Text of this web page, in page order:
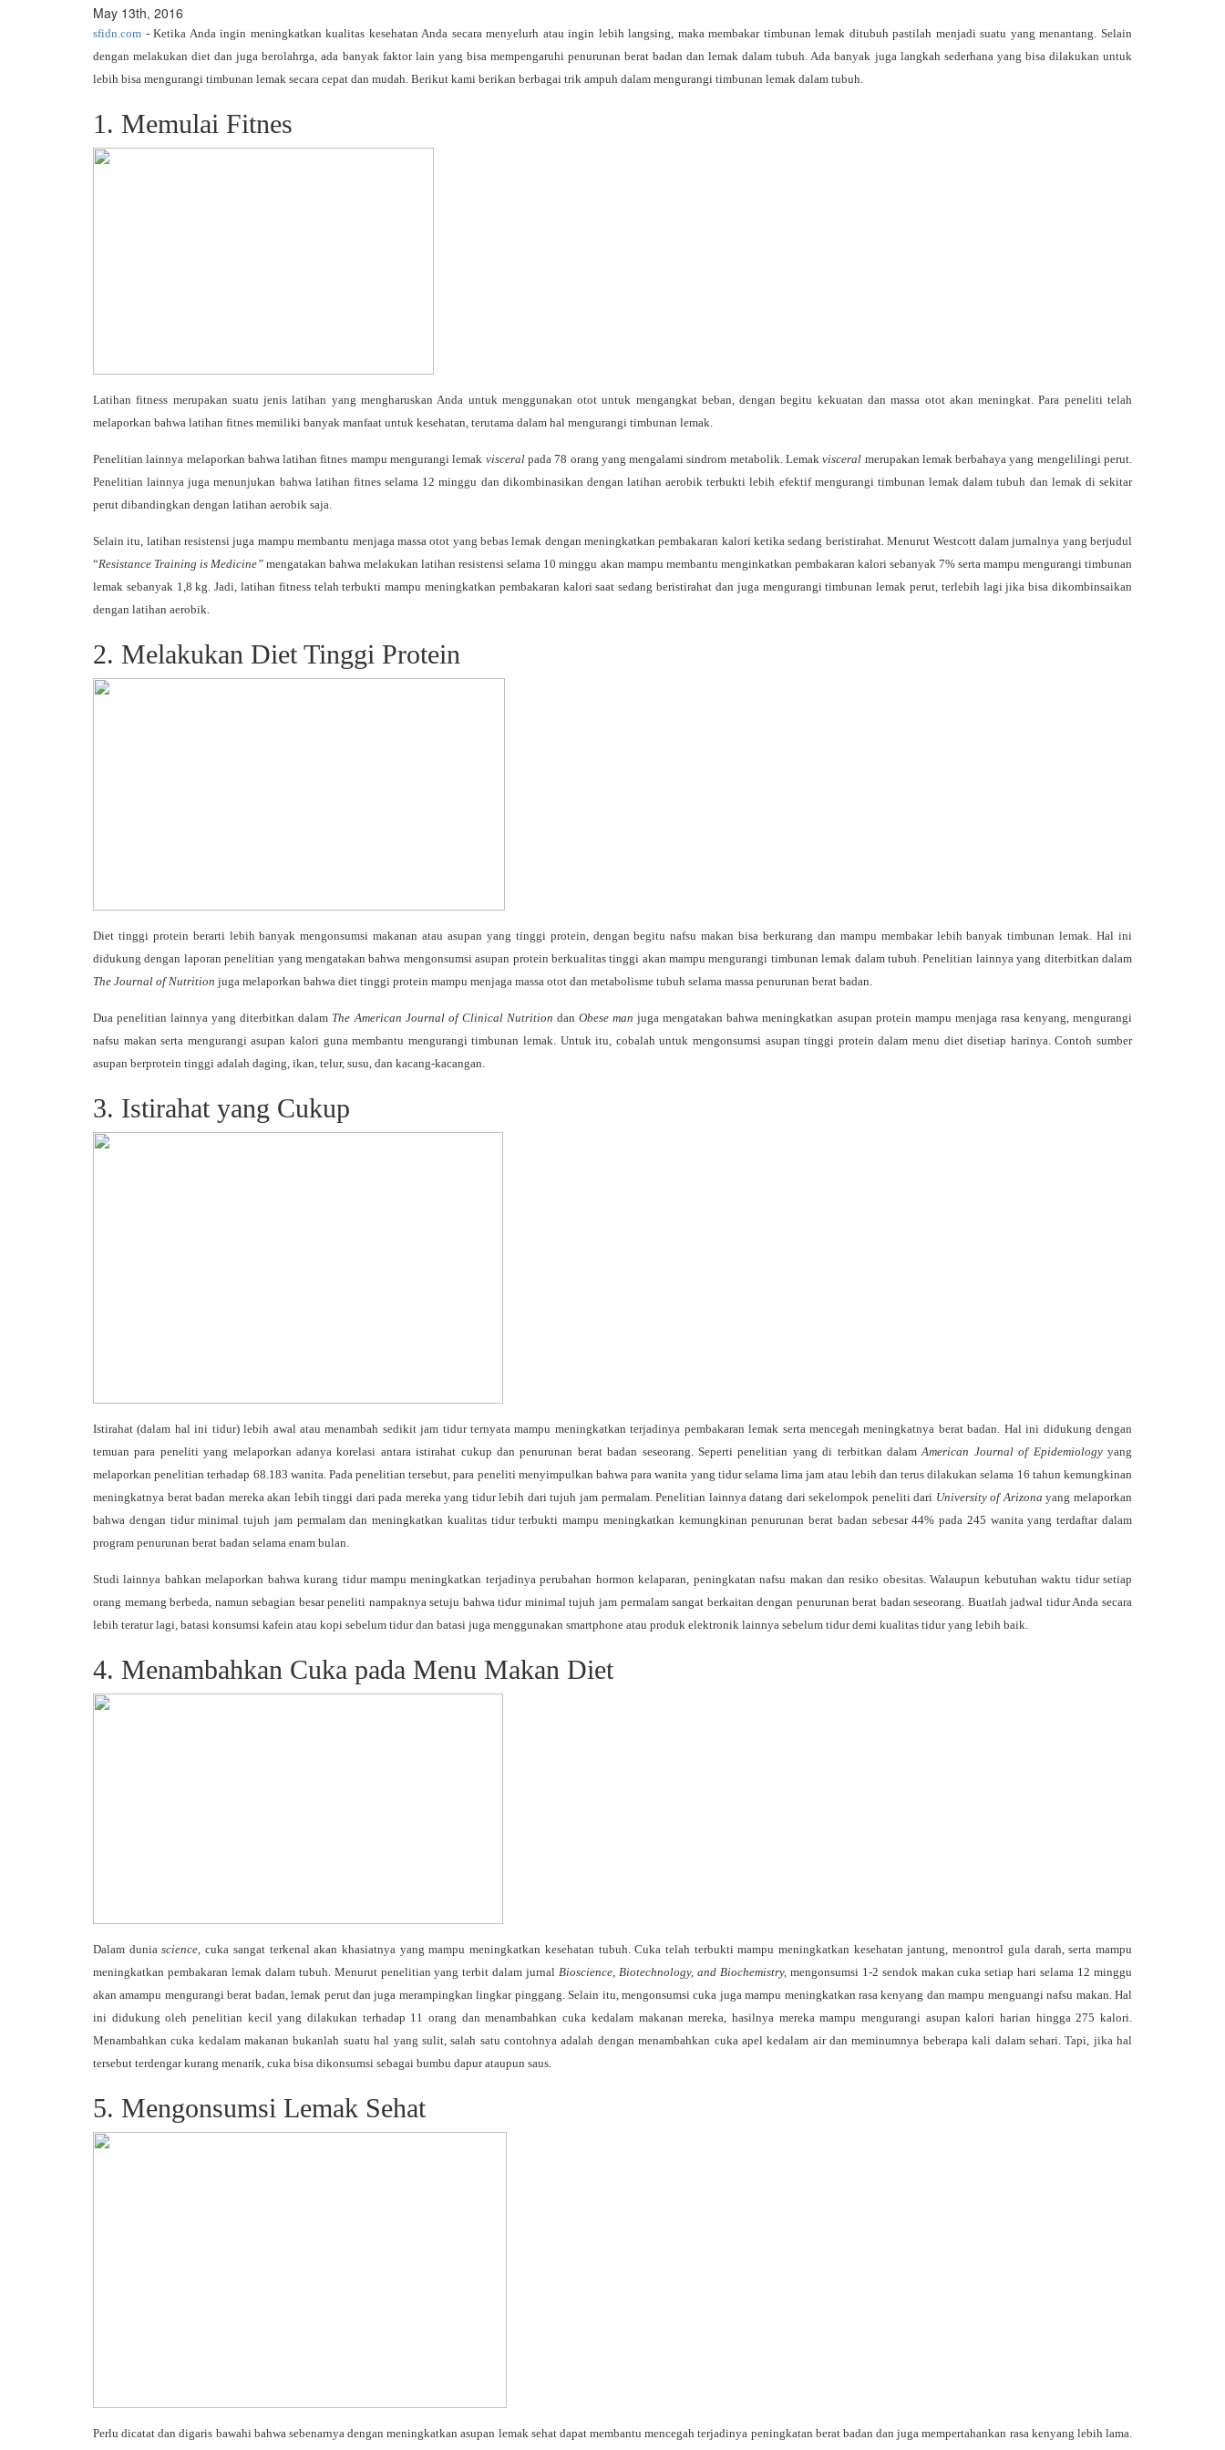
May 13th, 2016
sfidn.com - Ketika Anda ingin meningkatkan kualitas kesehatan Anda secara menyelurh atau ingin lebih langsing, maka membakar timbunan lemak ditubuh pastilah menjadi suatu yang menantang. Selain
dengan melakukan diet dan juga berolahrga, ada banyak faktor lain yang bisa mempengaruhi penurunan berat badan dan lemak dalam tubuh. Ada banyak juga langkah sederhana yang bisa dilakukan untuk
lebih bisa mengurangi timbunan lemak secara cepat dan mudah. Berikut kami berikan berbagai trik ampuh dalam mengurangi timbunan lemak dalam tubuh.
1. Memulai Fitnes
Latihan fitness merupakan suatu jenis latihan yang mengharuskan Anda untuk menggunakan otot untuk mengangkat beban, dengan begitu kekuatan dan massa otot akan meningkat. Para peneliti telah
melaporkan bahwa latihan fitnes memiliki banyak manfaat untuk kesehatan, terutama dalam hal mengurangi timbunan lemak.
Penelitian lainnya melaporkan bahwa latihan fitnes mampu mengurangi lemak visceralpada 78 orang yang mengalami sindrom metabolik. Lemakvisceral merupakan lemak berbahaya yang mengelilingi perut.
Penelitian lainnya juga menunjukan bahwa latihan fitnes selama 12 minggu dan dikombinasikan dengan latihan aerobik terbukti lebih efektif mengurangi timbunan lemak dalam tubuh dan lemak di sekitar
perut dibandingkan dengan latihan aerobik saja.
Selain itu, latihan resistensi juga mampu membantu menjaga massa otot yang bebas lemak dengan meningkatkan pembakaran kalori ketika sedang beristirahat. Menurut Westcott dalam jurnalnya yang berjudul
“Resistance Training is Medicine”mengatakan bahwa melakukan latihan resistensi selama 10 minggu akan mampu membantu menginkatkan pembakaran kalori sebanyak 7% serta mampu mengurangi timbunan
lemak sebanyak 1,8 kg. Jadi, latihan fitness telah terbukti mampu meningkatkan pembakaran kalori saat sedang beristirahat dan juga mengurangi timbunan lemak perut, terlebih lagi jika bisa dikombinsaikan
dengan latihan aerobik.
2. Melakukan Diet Tinggi Protein
Diet tinggi protein berarti lebih banyak mengonsumsi makanan atau asupan yang tinggi protein, dengan begitu nafsu makan bisa berkurang dan mampu membakar lebih banyak timbunan lemak. Hal ini
didukung dengan laporan penelitian yang mengatakan bahwa mengonsumsi asupan protein berkualitas tinggi akan mampu mengurangi timbunan lemak dalam tubuh. Penelitian lainnya yang diterbitkan dalam
The Journal of Nutrition juga melaporkan bahwa diet tinggi protein mampu menjaga massa otot dan metabolisme tubuh selama massa penurunan berat badan.
Dua penelitian lainnya yang diterbitkan dalam The American Journal of Clinical Nutrition danObese man ­juga mengatakan bahwa meningkatkan asupan protein mampu menjaga rasa kenyang, mengurangi
nafsu makan serta mengurangi asupan kalori guna membantu mengurangi timbunan lemak. Untuk itu, cobalah untuk mengonsumsi asupan tinggi protein dalam menu diet disetiap harinya. Contoh sumber
asupan berprotein tinggi adalah daging, ikan, telur, susu, dan kacang-kacangan.
3. Istirahat yang Cukup
Istirahat (dalam hal ini tidur) lebih awal atau menambah sedikit jam tidur ternyata mampu meningkatkan terjadinya pembakaran lemak serta mencegah meningkatnya berat badan. Hal ini didukung dengan
temuan para peneliti yang melaporkan adanya korelasi antara istirahat cukup dan penurunan berat badan seseorang. Seperti penelitian yang di terbitkan dalamAmerican Journal of Epidemiologyyang
melaporkan penelitian terhadap 68.183 wanita. Pada penelitian tersebut, para peneliti menyimpulkan bahwa para wanita yang tidur selama lima jam atau lebih dan terus dilakukan selama 16 tahun kemungkinan
meningkatnya berat badan mereka akan lebih tinggi dari pada mereka yang tidur lebih dari tujuh jam permalam. Penelitian lainnya datang dari sekelompok peneliti dari University of Arizonayang melaporkan
bahwa dengan tidur minimal tujuh jam permalam dan meningkatkan kualitas tidur terbukti mampu meningkatkan kemungkinan penurunan berat badan sebesar 44% pada 245 wanita yang terdaftar dalam
program penurunan berat badan selama enam bulan.
Studi lainnya bahkan melaporkan bahwa kurang tidur mampu meningkatkan terjadinya perubahan hormon kelaparan, peningkatan nafsu makan dan resiko obesitas. Walaupun kebutuhan waktu tidur setiap
orang memang berbeda, namun sebagian besar peneliti nampaknya setuju bahwa tidur minimal tujuh jam permalam sangat berkaitan dengan penurunan berat badan seseorang. Buatlah jadwal tidur Anda secara
lebih teratur lagi, batasi konsumsi kafein atau kopi sebelum tidur dan batasi juga menggunakan smartphone atau produk elektronik lainnya sebelum tidur demi kualitas tidur yang lebih baik.
4. Menambahkan Cuka pada Menu Makan Diet
Dalam duniascience, cuka sangat terkenal akan khasiatnya yang mampu meningkatkan kesehatan tubuh. Cuka telah terbukti mampu meningkatkan kesehatan jantung, menontrol gula darah, serta mampu
meningkatkan pembakaran lemak dalam tubuh. Menurut penelitian yang terbit dalam jurnalBioscience, Biotechnology, and Biochemistry, mengonsumsi 1-2 sendok makan cuka setiap hari selama 12 minggu
akan amampu mengurangi berat badan, lemak perut dan juga merampingkan lingkar pinggang. Selain itu, mengonsumsi cuka juga mampu meningkatkan rasa kenyang dan mampu menguangi nafsu makan. Hal
ini didukung oleh penelitian kecil yang dilakukan terhadap 11 orang dan menambahkan cuka kedalam makanan mereka, hasilnya mereka mampu mengurangi asupan kalori harian hingga 275 kalori.
Menambahkan cuka kedalam makanan bukanlah suatu hal yang sulit, salah satu contohnya adalah dengan menambahkan cuka apel kedalam air dan meminumnya beberapa kali dalam sehari. Tapi, jika hal
tersebut terdengar kurang menarik, cuka bisa dikonsumsi sebagai bumbu dapur ataupun saus.
5. Mengonsumsi Lemak Sehat
Perlu dicatat dan digaris bawahi bahwa sebenarnya dengan meningkatkan asupan lemak sehat dapat membantu mencegah terjadinya peningkatan berat badan dan juga mempertahankan rasa kenyang lebih lama.